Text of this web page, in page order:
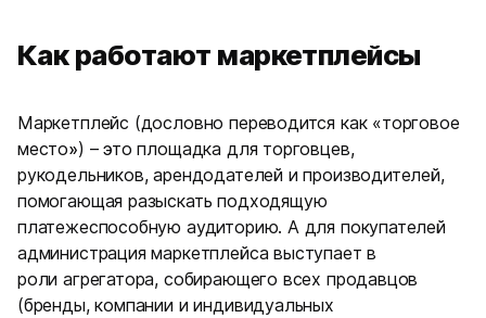
Как работают маркетплейсы
Маркетплейс (дословно переводится как «торговое
место») – это площадка для торговцев,
рукодельников, арендодателей и производителей,
помогающая разыскать подходящую
платежеспособную аудиторию. А для покупателей
администрация маркетплейса выступает в
роли агрегатора, собирающего всех продавцов
(бренды, компании и индивидуальных